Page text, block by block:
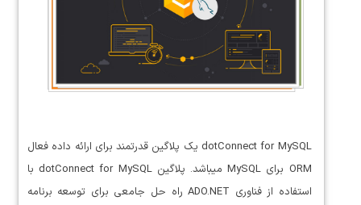
dotConnect for MySQL یک پلاگین قدرتمند برای ارائه داده فعال
ORM برای MySQL میباشد. پلاگین dotConnect for MySQL با
استفاده از فناوری ADO.NET راه حل جامعی برای توسعه برنامه